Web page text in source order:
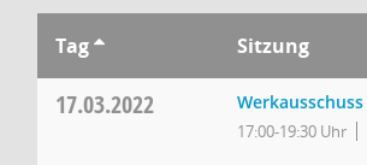
Tag Sitzung
17.03.2022 Werkausschuss
17:00-19:30 Uhr